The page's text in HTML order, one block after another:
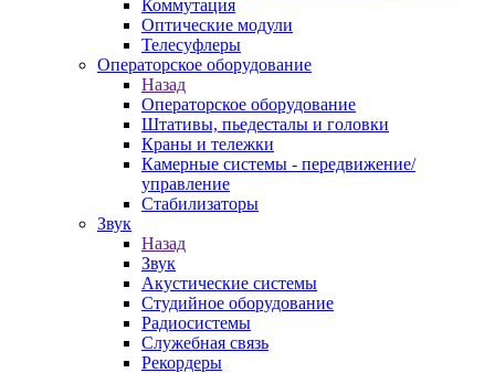
Коммутация
Оптические модули
Телесуфлеры
Операторское оборудование
Назад
Операторское оборудование
Штативы, пьедесталы и головки
Краны и тележки
Камерные системы - передвижение/
управление
Стабилизаторы
Звук
Назад
Звук
Акустические системы
Студийное оборудование
Радиосистемы
Служебная связь
Рекордеры